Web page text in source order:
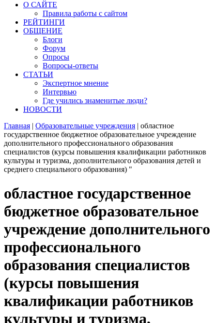
О САЙТЕ
Правила работы с сайтом
РЕЙТИНГИ
ОБЩЕНИЕ
Блоги
Форум
Опросы
Вопросы-ответы
СТАТЬИ
Экспертное мнение
Интервью
Где учились знаменитые люди?
НОВОСТИ
Главная | Образовательные учреждения | областное
государственное бюджетное образовательное учреждение
дополнительного профессионального образования
специалистов (курсы повышения квалификации работников
культуры и туризма, дополнительного образования детей и
среднего специального образования) "
областное государственное
бюджетное образовательное
учреждение дополнительного
профессионального
образования специалистов
(курсы повышения
квалификации работников
культуры и туризма,